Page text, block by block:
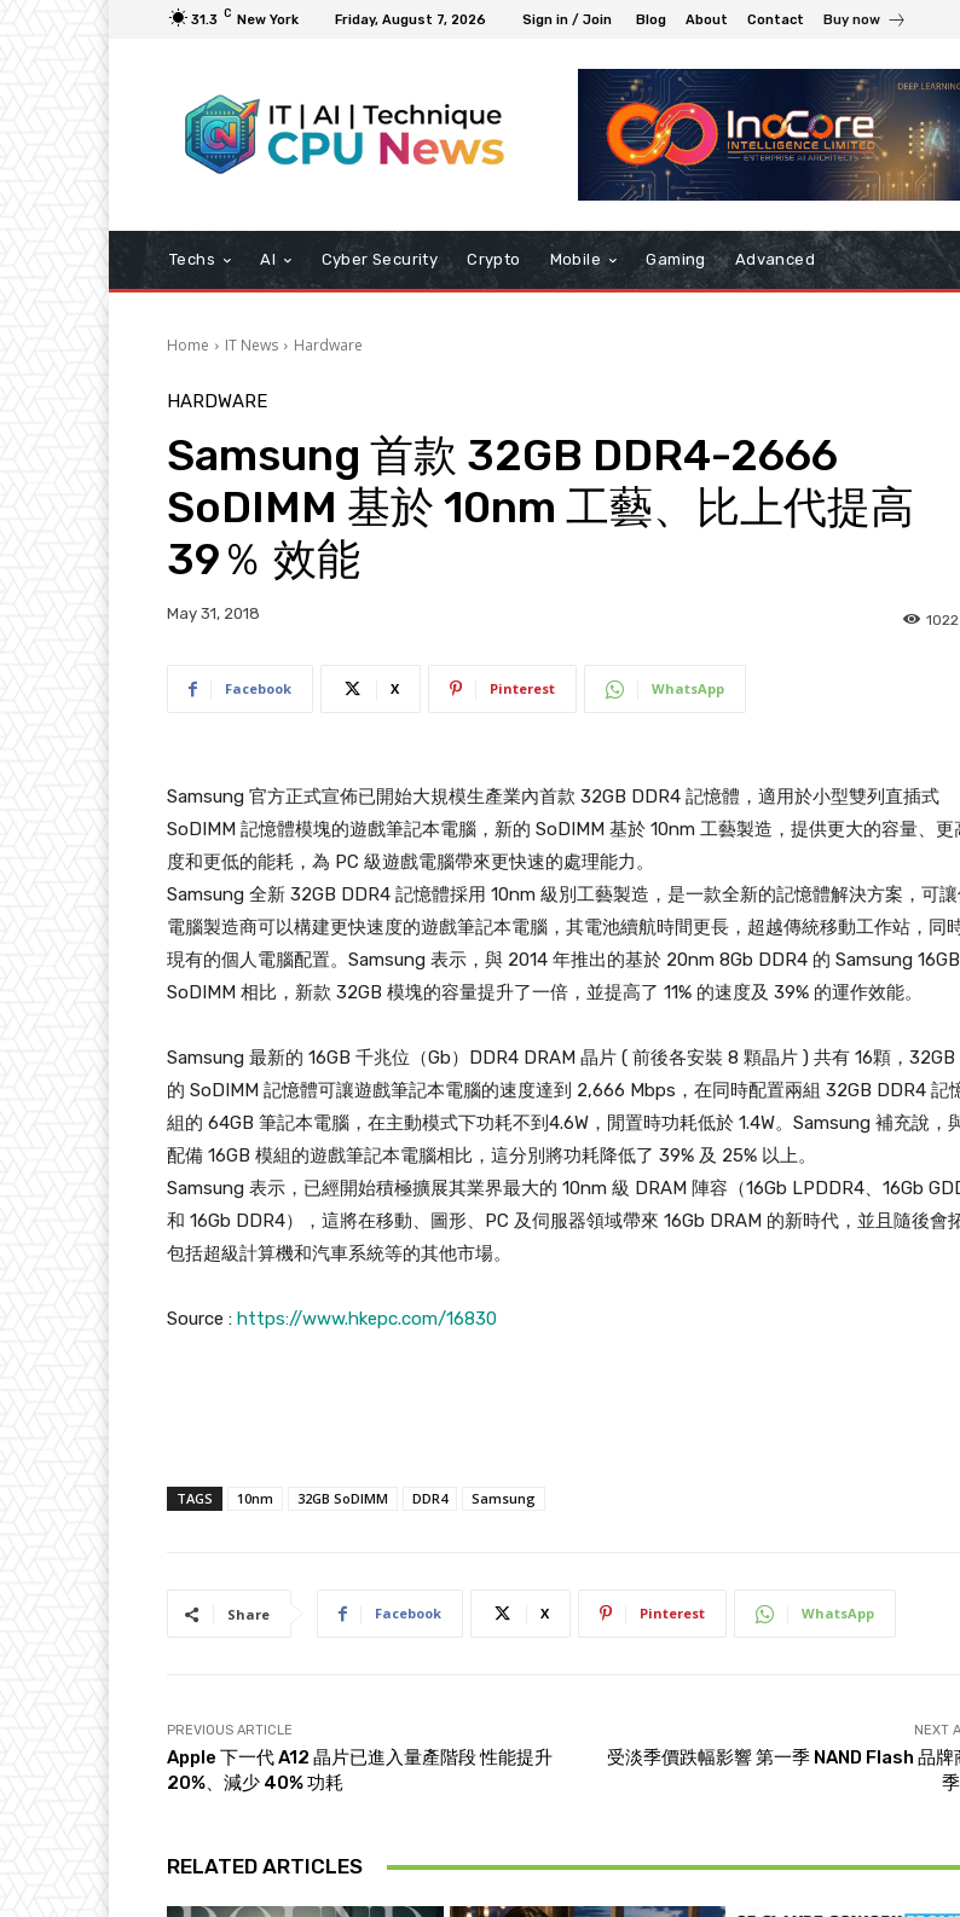
31.3 C New York Friday, August 7, 2026 Sign in / Join Blog About Contact Buy now
Techs AI Cyber Security Crypto Mobile Gaming Advanced
Home IT News Hardware
HARDWARE
Samsung 首款 32GB DDR4-2666
SoDIMM 基於 10nm 工藝、比上代提高
39％ 效能
May 31, 2018 1022
Facebook X Pinterest WhatsApp
Samsung 官方正式宣佈已開始大規模生產業內首款 32GB DDR4 記憶體，適用於小型雙列直插式
SoDIMM 記憶體模塊的遊戲筆記本電腦，新的 SoDIMM 基於 10nm 工藝製造，提供更大的容量、更
度和更低的能耗，為 PC 級遊戲電腦帶來更快速的處理能力。
Samsung 全新 32GB DDR4 記憶體採用 10nm 級別工藝製造，是一款全新的記憶體解決方案，可讓
電腦製造商可以構建更快速度的遊戲筆記本電腦，其電池續航時間更長，超越傳統移動工作站，同
現有的個人電腦配置。Samsung 表示，與 2014 年推出的基於 20nm 8Gb DDR4 的 Samsung 16GB
SoDIMM 相比，新款 32GB 模塊的容量提升了一倍，並提高了 11% 的速度及 39% 的運作效能。
Samsung 最新的 16GB 千兆位（Gb）DDR4 DRAM 晶片 ( 前後各安裝 8 顆晶片 ) 共有 16顆，32GB
的 SoDIMM 記憶體可讓遊戲筆記本電腦的速度達到 2,666 Mbps，在同時配置兩組 32GB DDR4 記
組的 64GB 筆記本電腦，在主動模式下功耗不到4.6W，閒置時功耗低於 1.4W。Samsung 補充說，
配備 16GB 模組的遊戲筆記本電腦相比，這分別將功耗降低了 39% 及 25% 以上。
Samsung 表示，已經開始積極擴展其業界最大的 10nm 級 DRAM 陣容（16Gb LPDDR4、16Gb
和 16Gb DDR4），這將在移動、圖形、PC 及伺服器領域帶來 16Gb DRAM 的新時代，並且隨後會
包括超級計算機和汽車系統等的其他市場。
Source : https://www.hkepc.com/16830
TAGS 10nm 32GB SoDIMM DDR4 Samsung
Share Facebook X Pinterest WhatsApp
PREVIOUS ARTICLE
Apple 下一代 A12 晶片已進入量產階段 性能提升
20%、減少 40% 功耗
NEXT
受淡季價跌幅影響 第一季 NAND Flash 品牌
RELATED ARTICLES